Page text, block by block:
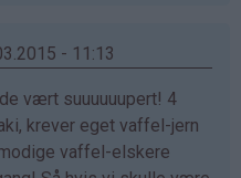
- 11:13
vært suuuuuupert! 4
krever eget vaffel-jern
vaffel-elskere